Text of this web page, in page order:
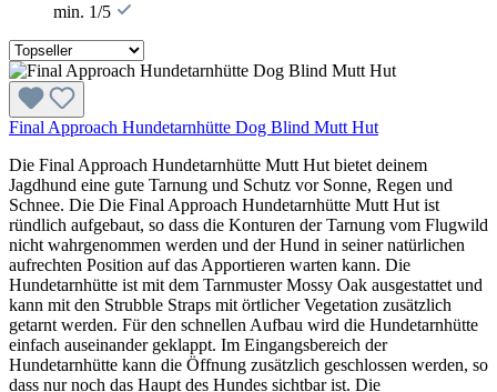
min. 1/5
Final Approach Hundetarnhütte Dog Blind Mutt Hut
Die Final Approach Hundetarnhütte Mutt Hut bietet deinem
Jagdhund eine gute Tarnung und Schutz vor Sonne, Regen und
Schnee. Die Die Final Approach Hundetarnhütte Mutt Hut ist
ründlich aufgebaut, so dass die Konturen der Tarnung vom Flugwild
nicht wahrgenommen werden und der Hund in seiner natürlichen
aufrechten Position auf das Apportieren warten kann. Die
Hundetarnhütte ist mit dem Tarnmuster Mossy Oak ausgestattet und
kann mit den Strubble Straps mit örtlicher Vegetation zusätzlich
getarnt werden. Für den schnellen Aufbau wird die Hundetarnhütte
einfach auseinander geklappt. Im Eingangsbereich der
Hundetarnhütte kann die Öffnung zusätzlich geschlossen werden, so
dass nur noch das Haupt des Hundes sichtbar ist. Die